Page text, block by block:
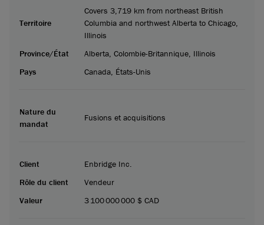
Territoire
Covers 3,719 km from northeast British
Columbia and northwest Alberta to Chicago,
Illinois
Province/État
Alberta, Colombie-Britannique, Illinois
Pays
Canada, États-Unis
Nature du
mandat
Fusions et acquisitions
Client
Enbridge Inc.
Rôle du client
Vendeur
Valeur
3 100 000 000 $ CAD